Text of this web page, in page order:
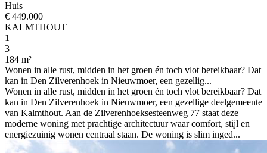
Huis
€ 449.000
KALMTHOUT
1
3
184 m²
Wonen in alle rust, midden in het groen én toch vlot bereikbaar? Dat
kan in Den Zilverenhoek in Nieuwmoer, een gezellig...
Wonen in alle rust, midden in het groen én toch vlot bereikbaar? Dat
kan in Den Zilverenhoek in Nieuwmoer, een gezellige deelgemeente
van Kalmthout. Aan de Zilverenhoeksesteenweg 77 staat deze
moderne woning met prachtige architectuur waar comfort, stijl en
energiezuinig wonen centraal staan. De woning is slim inged...